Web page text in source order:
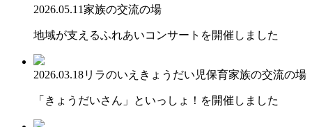
2026.05.11家族の交流の場
地域が支えるふれあいコンサートを開催しました
2026.03.18リラのいえ きょうだい児保育家族の交流の場
「きょうだいさん」といっしょ！を開催しました